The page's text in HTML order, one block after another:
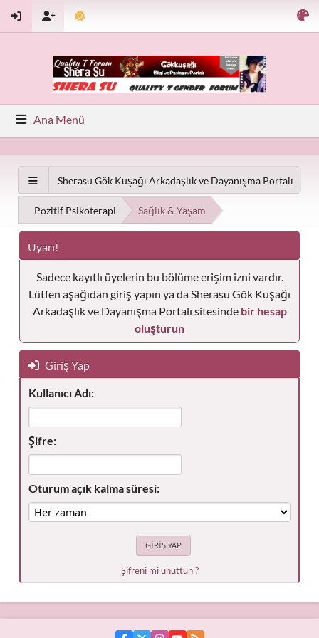
Ana Menü
Sherasu Gök Kuşağı Arkadaşlık ve Dayanışma Portalı
Pozitif Psikoterapi Sağlık & Yaşam
Uyarı!
Sadece kayıtlı üyelerin bu bölüme erişim izni vardır.
Lütfen aşağıdan giriş yapın ya da Sherasu Gök Kuşağı
Arkadaşlık ve Dayanışma Portalı sitesinde bir hesap
oluşturun
Giriş Yap
Kullanıcı Adı:
Şifre:
Oturum açık kalma süresi:
Şifreni mi unuttun ?